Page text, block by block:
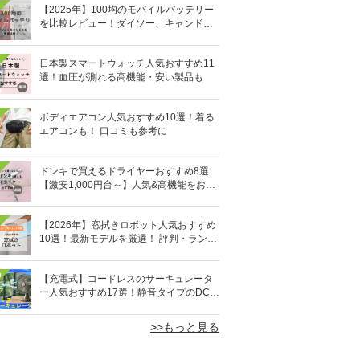
【2025年】100均のモバイルバッテリー
を比較レビュー！ダイソー、キャンドゥ
日本製スマートウォッチ人気おすすめ11
選！血圧が測れる高機能・安い製品も
ボディエアコン人気おすすめ10選！着る
エアコンも！ 口コミも参考に
ドンキで買えるドライヤーおすすめ8選
【激安1,000円台～】人気&高機能をお得
【2026年】窓拭きロボット人気おすすめ
10選！最新モデルを厳選！ 評判・ランキ
【充電式】コードレスのサーキュレータ
ー人気おすすめ17選！静音タイプのDCモ
>>もっと見る